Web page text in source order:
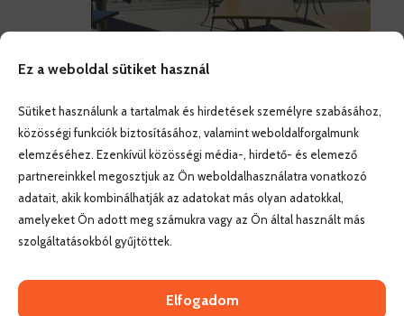
Ez a weboldal sütiket használ
Sütiket használunk a tartalmak és hirdetések személyre szabásához,
közösségi funkciók biztosításához, valamint weboldalforgalmunk
elemzéséhez. Ezenkívül közösségi média-, hirdető- és elemező
partnereinkkel megosztjuk az Ön weboldalhasználatra vonatkozó
adatait, akik kombinálhatják az adatokat más olyan adatokkal,
amelyeket Ön adott meg számukra vagy az Ön által használt más
szolgáltatásokból gyűjtöttek.
Elfogadom
munkahelyemre, mert onnan (Elbow beach) mennénk
át Horseshoe bay-re bonfire-ozni, de minthogy már így
Vasárnap 18:00 körül elment az utolsó busz,
szerencse, hogy van robogó…
A szálláshoz visszatérve, itt van laundry mosó-, és
szárítógéppel, mindkettő $2 es 25 centesekkel működik,
bankba időpontot kell kérni.